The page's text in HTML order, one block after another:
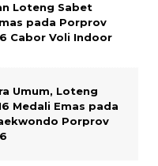
Loteng Sabet
pada Porprov
Cabor Voli Indoor
Umum, Loteng
Medali Emas pada
Porprov